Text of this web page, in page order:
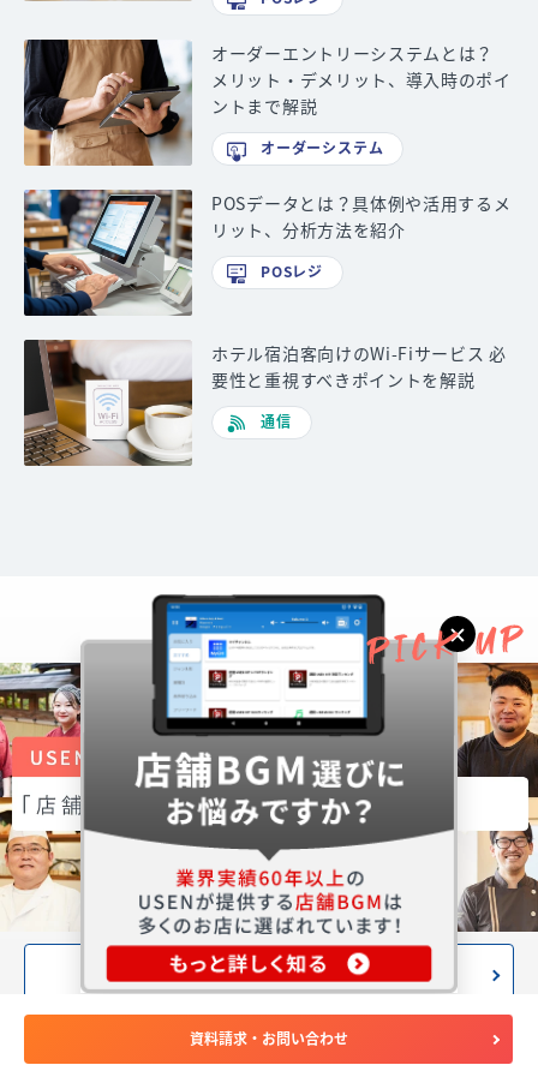
オーダーエントリーシステムとは？
メリット・デメリット、導入時のポイ
ントまで解説
オーダーシステム
POSデータとは？具体例や活用するメ
リット、分析方法を紹介
POSレジ
ホテル宿泊客向けのWi-Fiサービス 必
要性と重視すべきポイントを解説
通信
詳細はこちら
資料請求・お問い合わせ